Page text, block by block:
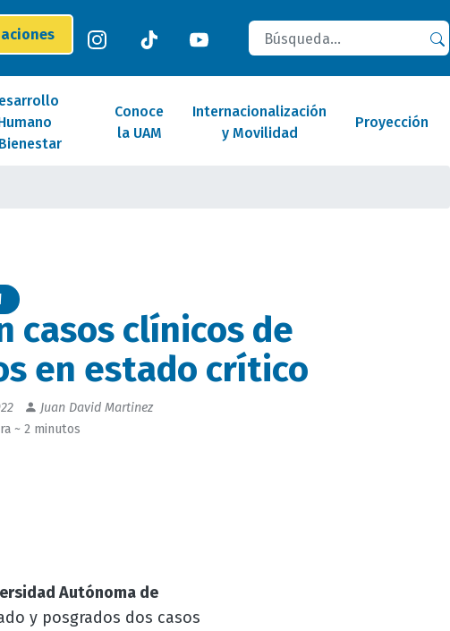
Buscar
Conoce
la UAM
Internacionalización
y Movilidad
Proyección
casos clínicos de
en estado crítico
Juan David Martinez
~ 2 minutos
Autónoma de
y posgrados dos casos